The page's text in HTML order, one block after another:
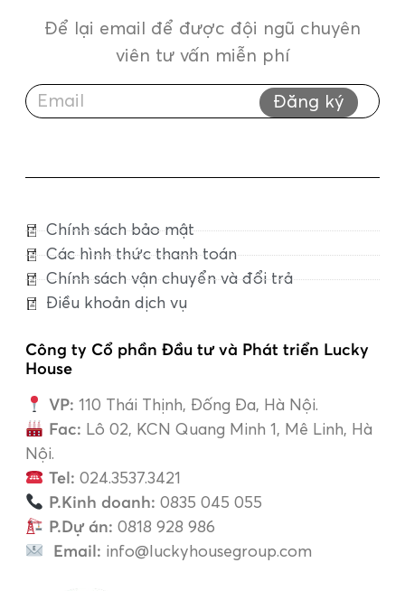
Để lại email để được đội ngũ chuyên
viên tư vấn miễn phí
Đăng ký
Chính sách bảo mật
Các hình thức thanh toán
Chính sách vận chuyển và đổi trả
Điều khoản dịch vụ
Công ty Cổ phần Đầu tư và Phát triển Lucky
House
VP: 110 Thái Thịnh, Đống Đa, Hà Nội.
Fac: Lô 02, KCN Quang Minh 1, Mê Linh, Hà
Nội.
Tel: 024.3537.3421
P.Kinh doanh: 0835 045 055
P.Dự án: 0818 928 986
Email: info@luckyhousegroup.com